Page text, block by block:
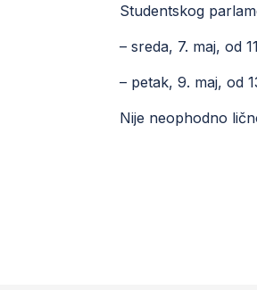
Studentskog
– sreda, 7. maj, od
– petak, 9. maj, od
Nije neophodno